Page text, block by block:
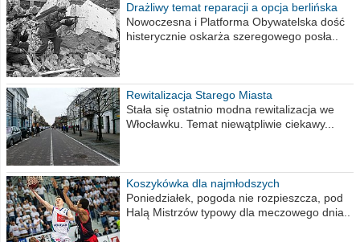
Drażliwy temat reparacji a opcja berlińska
Nowoczesna i Platforma Obywatelska dość
histerycznie oskarża szeregowego posła..
Rewitalizacja Starego Miasta
Stała się ostatnio modna rewitalizacja we
Włocławku. Temat niewątpliwie ciekawy...
Koszykówka dla najmłodszych
Poniedziałek, pogoda nie rozpieszcza, pod
Halą Mistrzów typowy dla meczowego dnia..